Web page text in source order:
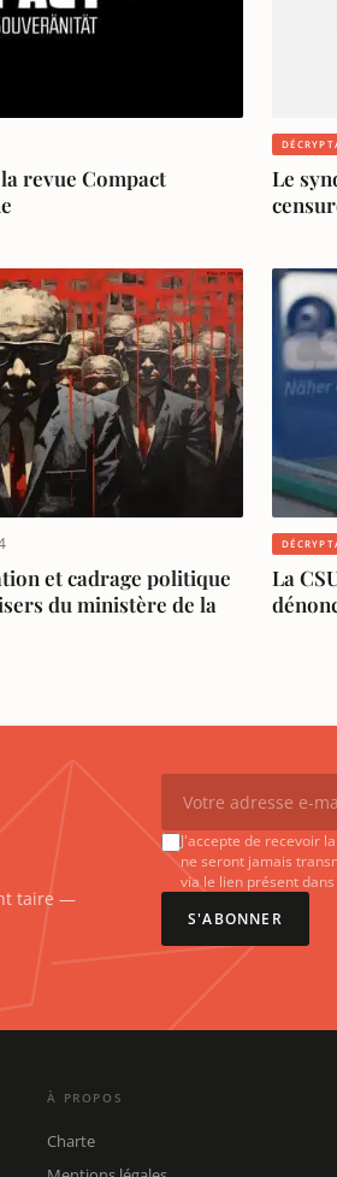
revue Compact
Le
et cadrage politique
du ministère de la
La
taire —
J'accepte de recevoir
ne seront jamais
via le lien présent
S'ABONNER
À PROPOS
Charte